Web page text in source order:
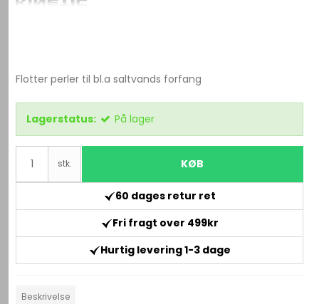
Flotter perler til bl.a saltvands forfang
Lagerstatus: På lager
stk. KØB
60 dages retur ret
Fri fragt over 499kr
Hurtig levering 1-3 dage
Beskrivelse